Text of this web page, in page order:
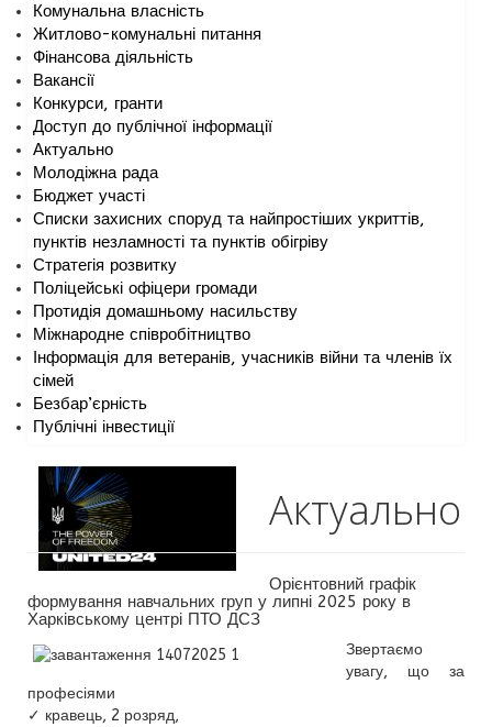
Комунальна власність
Житлово-комунальні питання
Фінансова діяльність
Вакансії
Конкурси, гранти
Доступ до публічної інформації
Актуально
Молодіжна рада
Бюджет участі
Списки захисних споруд та найпростіших укриттів,
пунктів незламності та пунктів обігріву
Стратегія розвитку
Поліцейські офіцери громади
Протидія домашньому насильству
Міжнародне співробітництво
Інформація для ветеранів, учасників війни та членів їх
сімей
Безбар’єрність
Публічні інвестиції
Актуально
Орієнтовний графік
формування навчальних груп у липні 2025 року в
Харківському центрі ПТО ДСЗ
Звертаємо
увагу, що за
професіями
✓ кравець, 2 розряд,